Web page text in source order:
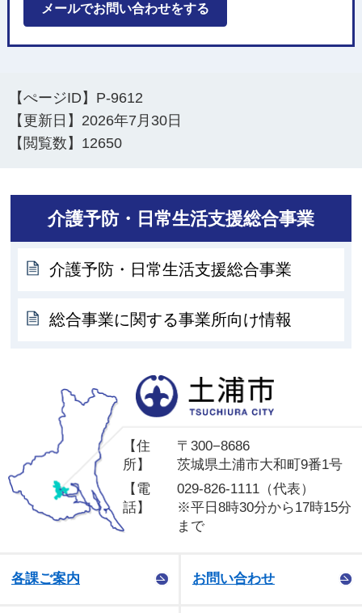
メールでお問い合わせをする
【ぺージID】 P-9612
【更新日】 2026年7月30日
【閲覧数】 12650
介護予防・日常生活支援総合事業
介護予防・日常生活支援総合事業
総合事業に関する事業所向け情報
【住
所】
〒300−8686
茨城県土浦市大和町9番1号
【電
話】
029-826-1111（代表）
※平日8時30分から17時15分
まで
各課ご案内 お問い合わせ